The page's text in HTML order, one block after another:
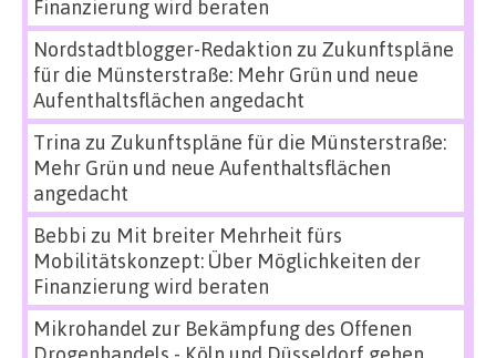
Finanzierung wird beraten
Nordstadtblogger-Redaktion zu Zukunftspläne
für die Münsterstraße: Mehr Grün und neue
Aufenthaltsflächen angedacht
Trina zu Zukunftspläne für die Münsterstraße:
Mehr Grün und neue Aufenthaltsflächen
angedacht
Bebbi zu Mit breiter Mehrheit fürs
Mobilitätskonzept: Über Möglichkeiten der
Finanzierung wird beraten
Mikrohandel zur Bekämpfung des Offenen